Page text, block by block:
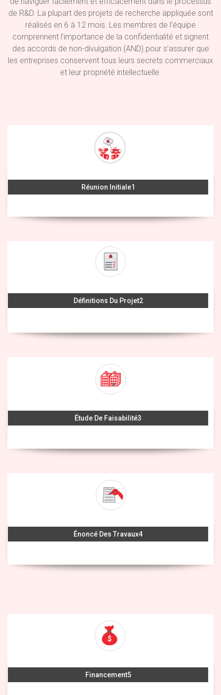
de R&D. La plupart des projets de recherche appliquée sont
réalisés en 6 à 12 mois. Les membres de l’équipe
comprennent l’importance de la confidentialité et signent
des accords de non-divulgation (AND) pour s’assurer que
les entreprises conservent tous leurs secrets commerciaux
et leur propriété intellectuelle.
Réunion Initiale
Définitions Du Projet
Étude De Faisabilité
Énoncé Des Travaux
Financement